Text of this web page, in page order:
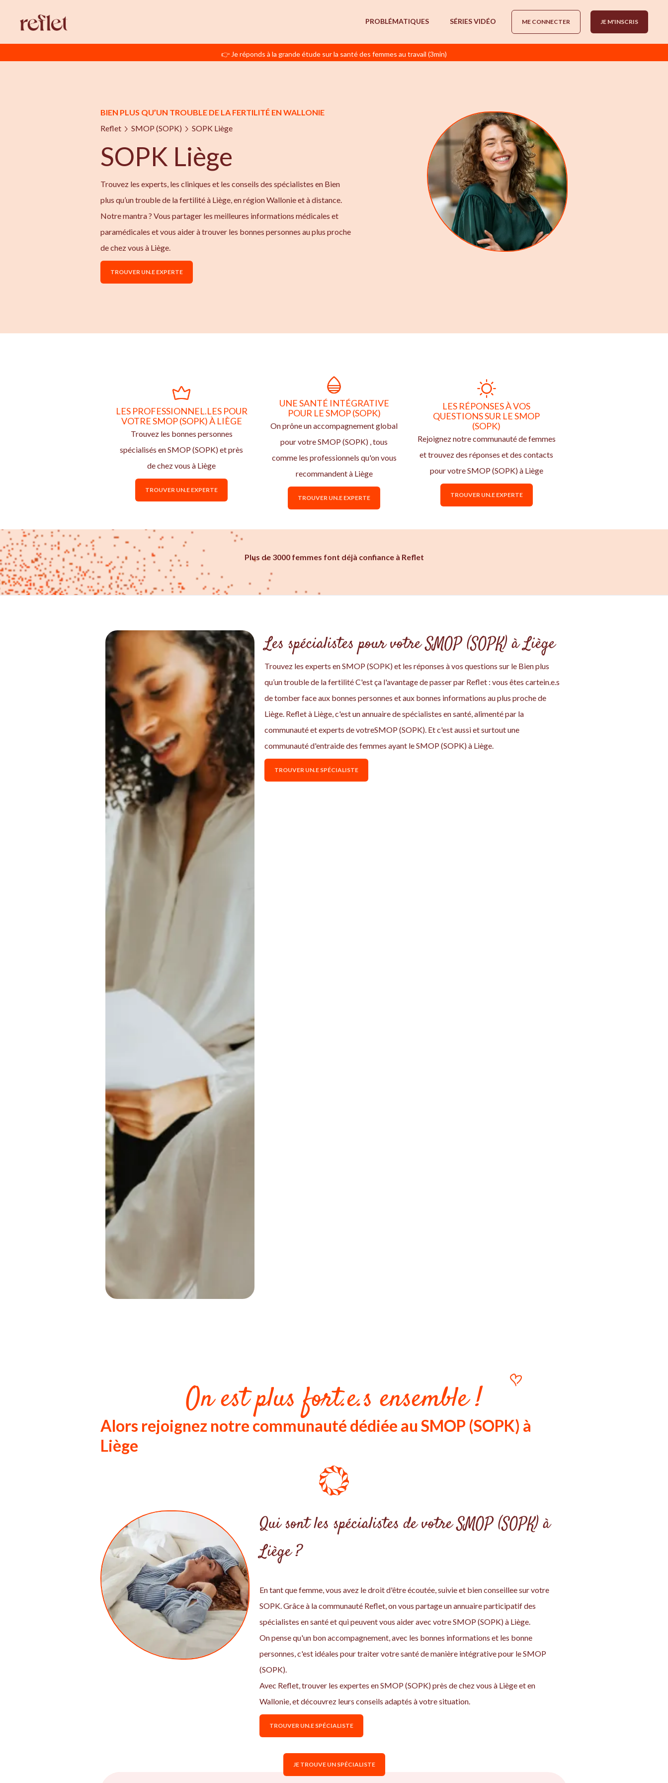
PROBLÉMATIQUES SÉRIES VIDÉO ME CONNECTER JE M'INSCRIS
👉 Je réponds à la grande étude sur la santé des femmes au travail (3min)
BIEN PLUS QU’UN TROUBLE DE LA FERTILITÉ EN WALLONIE
Reflet
SMOP (SOPK) SOPK Liège
SOPK Liège
Trouvez les experts, les cliniques et les conseils des spécialistes en Bien
plus qu’un trouble de la fertilité à Liège, en région Wallonie et à distance.
Notre mantra ? Vous partager les meilleures informations médicales et
paramédicales et vous aider à trouver les bonnes personnes au plus proche
de chez vous à Liège.
TROUVER UN.E EXPERTE
LES PROFESSIONNEL.LES POUR
VOTRE SMOP (SOPK) À LIÈGE
Trouvez les bonnes personnes
spécialisés en SMOP (SOPK) et près
de chez vous à Liège
TROUVER UN.E EXPERTE
UNE SANTÉ INTÉGRATIVE
POUR LE SMOP (SOPK)
On prône un accompagnement global
pour votre SMOP (SOPK) , tous
comme les professionnels qu'on vous
recommandent à Liège
TROUVER UN.E EXPERTE
LES RÉPONSES À VOS
QUESTIONS SUR LE SMOP
(SOPK)
Rejoignez notre communauté de femmes
et trouvez des réponses et des contacts
pour votre SMOP (SOPK) à Liège
TROUVER UN.E EXPERTE
Plus de 3000 femmes font déjà confiance à Reflet
Les spécialistes pour votre SMOP (SOPK) à Liège
Trouvez les experts en SMOP (SOPK) et les réponses à vos questions sur le Bien plus
qu’un trouble de la fertilité C'est ça l'avantage de passer par Reflet : vous êtes cartein.e.s
de tomber face aux bonnes personnes et aux bonnes informations au plus proche de
Liège. Reflet à Liège, c'est un annuaire de spécialistes en santé, alimenté par la
communauté et experts de votreSMOP (SOPK). Et c'est aussi et surtout une
communauté d'entraide des femmes ayant le SMOP (SOPK) à Liège.
TROUVER UN.E SPÉCIALISTE
On est plus fort.e.s ensemble !
Alors rejoignez notre communauté dédiée au SMOP (SOPK) à
Liège
Qui sont les spécialistes de votre SMOP (SOPK) à
Liège ?
En tant que femme, vous avez le droit d'être écoutée, suivie et bien conseillee sur votre
SOPK. Grâce à la communauté Reflet, on vous partage un annuaire participatif des
spécialistes en santé et qui peuvent vous aider avec votre SMOP (SOPK) à Liège.
On pense qu'un bon accompagnement, avec les bonnes informations et les bonne
personnes, c'est idéales pour traiter votre santé de manière intégrative pour le SMOP
(SOPK).
Avec Reflet, trouver les expertes en SMOP (SOPK) près de chez vous à Liège et en
Wallonie, et découvrez leurs conseils adaptés à votre situation.
TROUVER UN.E SPÉCIALISTE
JE TROUVE UN SPÉCIALISTE